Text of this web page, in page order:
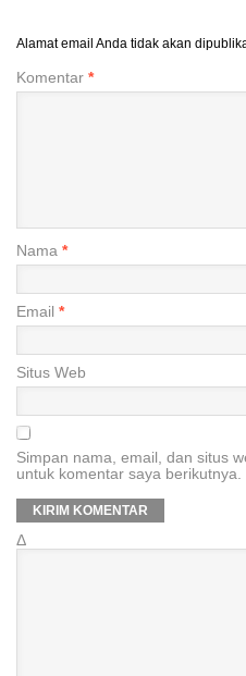
Alamat email Anda tidak akan
Komentar *
Nama *
Email *
Situs Web
Simpan nama, email, dan situs
untuk komentar saya berikutnya.
Δ